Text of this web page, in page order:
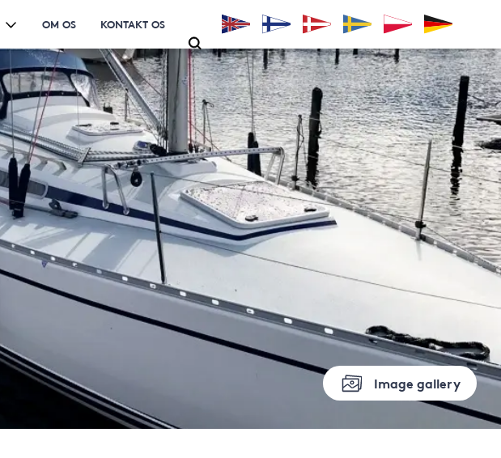
OM OS KONTAKT OS
Image gallery